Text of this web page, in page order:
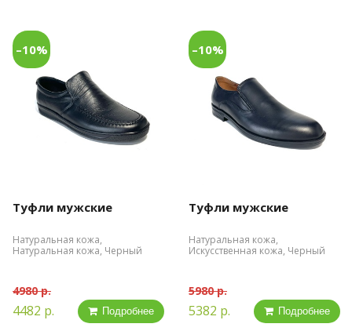
–10%
Туфли мужские
Натуральная кожа,
Натуральная кожа, Черный
4980 р.
4482 р. Подробнее
–10%
Туфли мужские
Натуральная кожа,
Искусственная кожа, Черный
5980 р.
5382 р. Подробнее